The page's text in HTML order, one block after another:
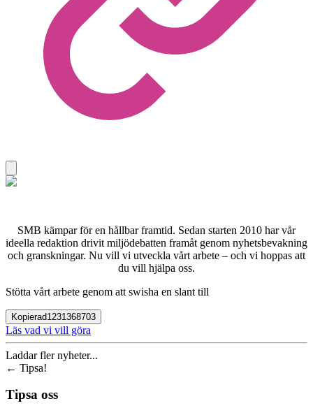
SMB kämpar för en hållbar framtid. Sedan starten 2010 har vår
ideella redaktion drivit miljödebatten framåt genom nyhetsbevakning
och granskningar. Nu vill vi utveckla vårt arbete – och vi hoppas att
du vill hjälpa oss.
Stötta vårt arbete genom att swisha en slant till
Kopierad1231368703
Läs vad vi vill göra
Laddar fler nyheter...
← Tipsa!
Tipsa oss